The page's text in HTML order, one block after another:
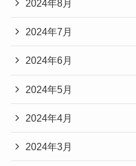
2024年8月
2024年7月
2024年6月
2024年5月
2024年4月
2024年3月